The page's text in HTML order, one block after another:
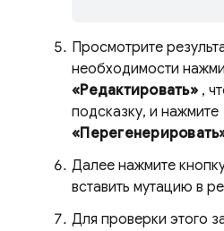
Просмотрите
необходимости
«Редактировать»,
подсказку, и нажмите
Далее нажмите
вставить мутацию в
Для проверки этого